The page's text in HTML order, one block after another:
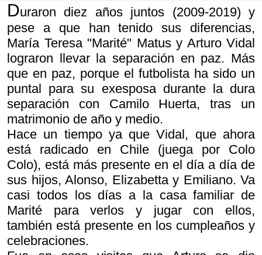
Duraron diez años juntos (2009-2019) y
pese a que han tenido sus diferencias,
María Teresa "Marité" Matus y Arturo Vidal
lograron llevar la separación en paz. Más
que en paz, porque el futbolista ha sido un
puntal para su exesposa durante la dura
separación con Camilo Huerta, tras un
matrimonio de año y medio.
Hace un tiempo ya que Vidal, que ahora
está radicado en Chile (juega por Colo
Colo), está más presente en el día a día de
sus hijos, Alonso, Elizabetta y Emiliano. Va
casi todos los días a la casa familiar de
Marité para verlos y jugar con ellos,
también está presente en los cumpleaños y
celebraciones.